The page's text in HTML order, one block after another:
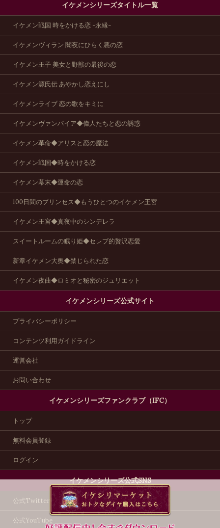
イケメンシリーズタイトル一覧
イケメン戦国 時をかける恋 -永縁-
イケメンヴィラン 闇夜にひらく悪の恋
イケメン王子 美女と野獣の最後の恋
イケメン源氏伝 あやかし恋えにし
イケメンライブ 恋の歌をキミに
イケメンヴァンパイア◆偉人たちと恋の誘惑
イケメン革命◆アリスと恋の魔法
イケメン戦国◆時をかける恋
イケメン幕末◆運命の恋
100日間のプリンセス◆もうひとつのイケメン王宮
イケメン王宮◆真夜中のシンデレラ
スイートルームの眠り姫◆セレブ的贅沢恋愛
新章イケメン大奥◆禁じられた恋
イケメン夜曲◆ロミオと秘密のジュリエット
イケメンシリーズ公式サイト
プライバシーポリシー
コンテンツ利用ガイドライン
運営会社
お問い合わせ
イケメンシリーズファンクラブ（IFC）
トップ
無料会員登録
ログイン
イケメンシリーズ公式SNS
公式Twitter
公式YouTube